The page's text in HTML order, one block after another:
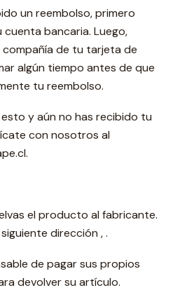
un reembolso, primero
bancaria. Luego,
de tu tarjeta de
algún tiempo antes de que
tu reembolso.
y aún no has recibido tu
con nosotros al
el producto al fabricante.
dirección , .
de pagar sus propios
devolver su artículo.